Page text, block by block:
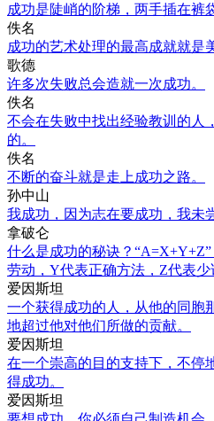
成功是陡峭的阶梯，两手插在裤
佚名
成功的艺术处理的最高成就就是
歌德
许多次失败总会造就一次成功。
佚名
不会在失败中找出经验教训的人
的。
佚名
不断的奋斗就是走上成功之路。
孙中山
我成功，因为志在要成功，我未
拿破仑
什么是成功的秘诀？
劳动，Y代表正确方法，Z代表少
爱因斯坦
一个获得成功的人，从他的同胞
地超过他对他们所做的贡献。
爱因斯坦
在一个崇高的目的支持下，不停
得成功。
爱因斯坦